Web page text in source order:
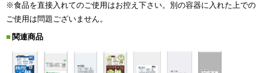
※食品を直接入れてのご使用はお控え下さい。別の容器に入れた上での
ご使用は問題ございません。
関連商品